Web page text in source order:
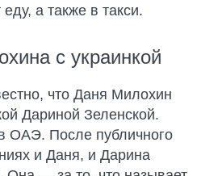
а также в такси.
с украинкой
что Даня Милохин
Дариной Зеленской.
ОАЭ. После публичного
и Даня, и Дарина